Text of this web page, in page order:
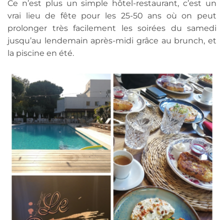
Ce n’est plus un simple hôtel-restaurant, c’est un
vrai lieu de fête pour les 25-50 ans où on peut
prolonger très facilement les soirées du samedi
jusqu’au lendemain après-midi grâce au brunch, et
la piscine en été.